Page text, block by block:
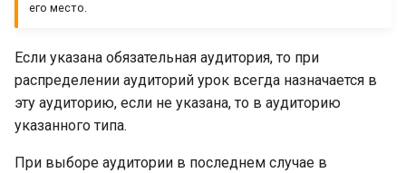
его место.
Если указана обязательная аудитория, то при
распределении аудиторий урок всегда назначается в
эту аудиторию, если не указана, то в аудиторию
указанного типа.
При выборе аудитории в последнем случае в